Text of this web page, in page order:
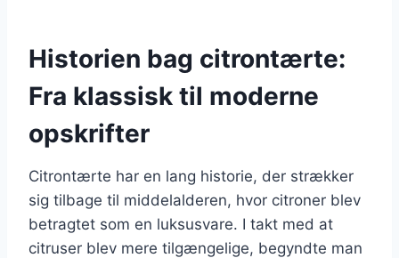
Historien bag citrontærte:
Fra klassisk til moderne
opskrifter
Citrontærte har en lang historie, der strækker
sig tilbage til middelalderen, hvor citroner blev
betragtet som en luksusvare. I takt med at
citruser blev mere tilgængelige, begyndte man